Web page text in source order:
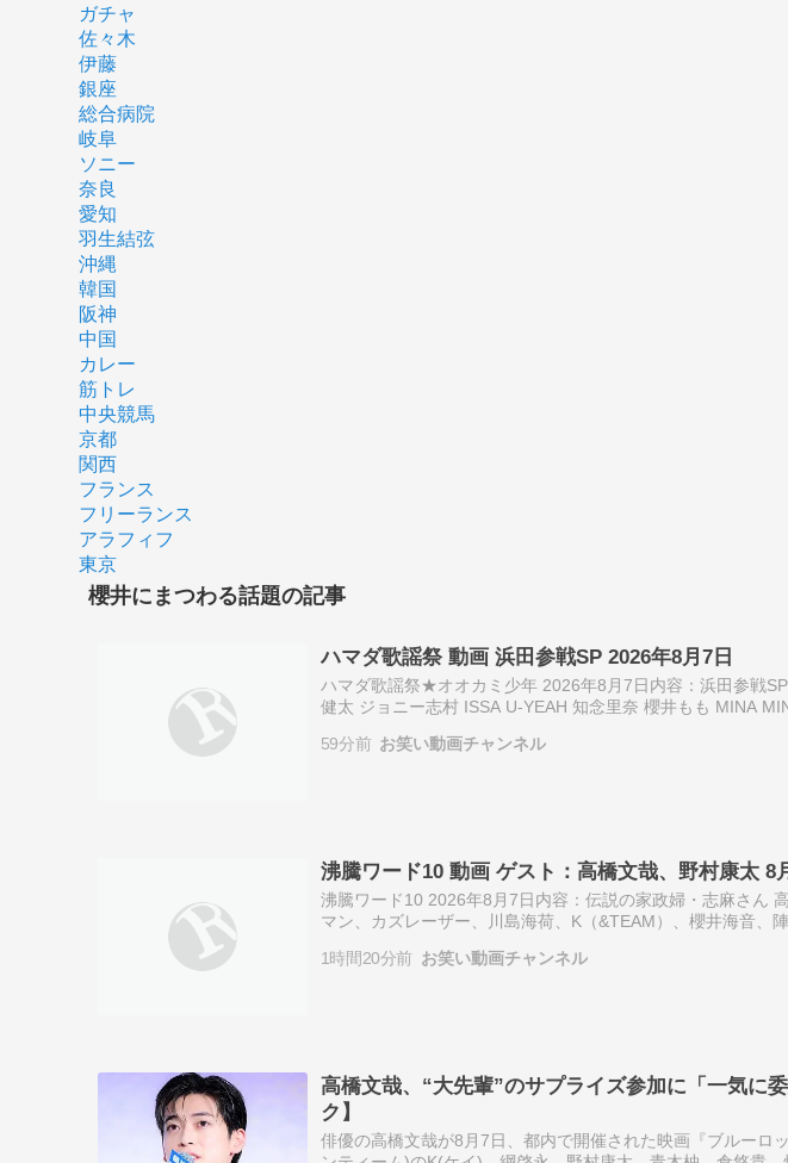
ガチャ
佐々木
伊藤
銀座
総合病院
岐阜
ソニー
奈良
愛知
羽生結弦
沖縄
韓国
阪神
中国
カレー
筋トレ
中央競馬
京都
関西
フランス
フリーランス
アラフィフ
東京
櫻井にまつわる話題の記事
ハマダ歌謡祭 動画 浜田参戦SP 2026年8月7日
ハマダ歌謡祭★オオカミ少年 2026年8月7日内容：浜田参戦
健太 ジョニー志村 ISSA U-YEAH 知念里奈 櫻井もも MINA
59分前 お笑い動画チャンネル
沸騰ワード10 動画 ゲスト：高橋文哉、野村康太 8
沸騰ワード10 2026年8月7日内容：伝説の家政婦・志麻さん
マン、カズレーザー、川島海荷、K（&TEAM）、櫻井海音、
1時間20分前 お笑い動画チャンネル
高橋文哉、“大先輩”のサプライズ参加に「一気に
ク】
俳優の高橋文哉が8月7日、都内で開催された映画『ブルーロ